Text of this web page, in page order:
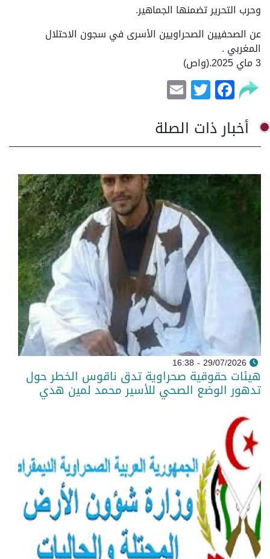
وحرب التحرير تضمنها الجماهير.
عن الصحفيين الصحراويين الأسرى في سجون الاحتلال
المغربي .
3 ماي 2025.(واص)
Facebook
Twitter
أخبار ذات الصلة
29/07/2026 - 16:38
هيئات حقوقية صحراوية تدق ناقوس الخطر حول
تدهور الوضع الصحي للأسير محمد لمين هدي